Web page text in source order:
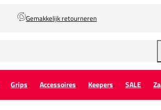
Gemakkelijk retourneren
Grips Accessoires Keepers SALE